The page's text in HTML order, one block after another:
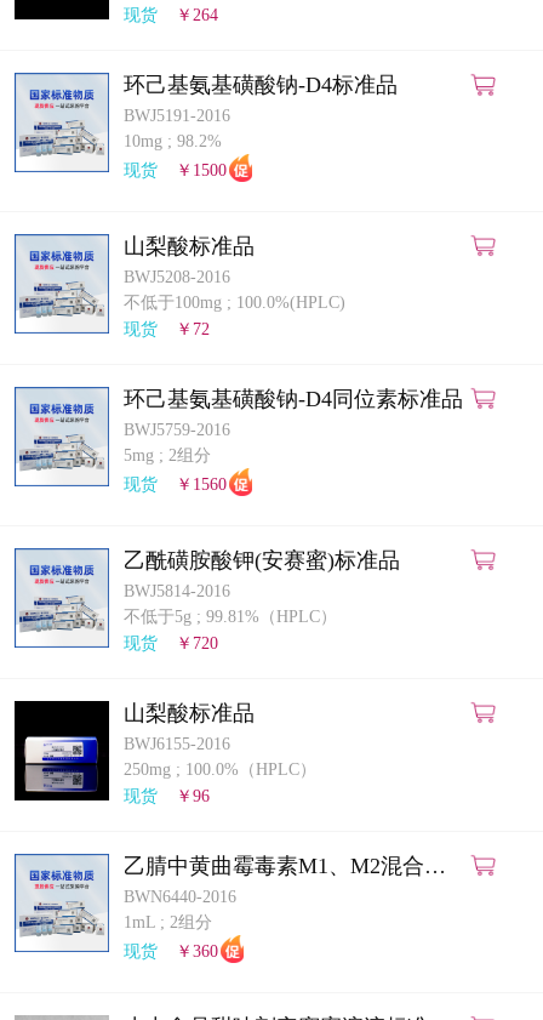
现货
￥264
环己基氨基磺酸钠-D4标准品
BWJ5191-2016
10mg ; 98.2%
现货
￥1500
山梨酸标准品
BWJ5208-2016
不低于100mg ; 100.0%(HPLC)
现货
￥72
环己基氨基磺酸钠-D4同位素标准品
BWJ5759-2016
5mg ; 2组分
现货
￥1560
乙酰磺胺酸钾(安赛蜜)标准品
BWJ5814-2016
不低于5g ; 99.81%（HPLC）
现货
￥720
山梨酸标准品
BWJ6155-2016
250mg ; 100.0%（HPLC）
现货
￥96
乙腈中黄曲霉毒素M1、M2混合溶
液标准物质
BWN6440-2016
1mL ; 2组分
现货
￥360